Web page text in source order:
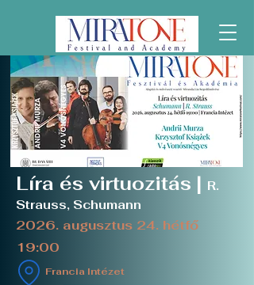
Líra és virtuozitás | R.
Strauss, Schumann
2026. augusztus 24. hétfő
19:00
Francia Intézet